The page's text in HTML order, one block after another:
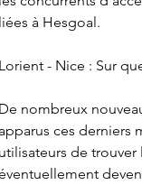
liées à Hesgoal.
Lorient - Nice : Sur
De nombreux
apparus ces derniers
utilisateurs de